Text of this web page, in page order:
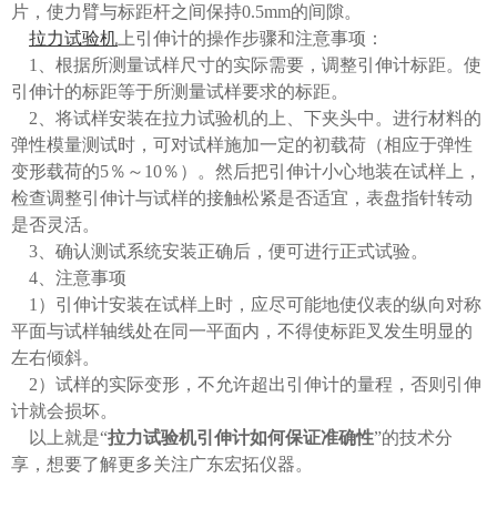
片，使力臂与标距杆之间保持0.5mm的间隙。
拉力试验机 上引伸计的操作步骤和注意事项：
1、根据所测量试样尺寸的实际需要，调整引伸计标距。使
引伸计的标距等于所测量试样要求的标距。
2、将试样安装在拉力试验机的上、下夹头中。进行材料的
弹性模量测试时，可对试样施加一定的初载荷（相应于弹性
变形载荷的5％～10％）。然后把引伸计小心地装在试样上，
检查调整引伸计与试样的接触松紧是否适宜，表盘指针转动
是否灵活。
3、确认测试系统安装正确后，便可进行正式试验。
4、注意事项
1）引伸计安装在试样上时，应尽可能地使仪表的纵向对称
平面与试样轴线处在同一平面内，不得使标距叉发生明显的
左右倾斜。
2）试样的实际变形，不允许超出引伸计的量程，否则引伸
计就会损坏。
以上就是“拉力试验机引伸计如何保证准确性”的技术分
享，想要了解更多关注广东宏拓仪器。